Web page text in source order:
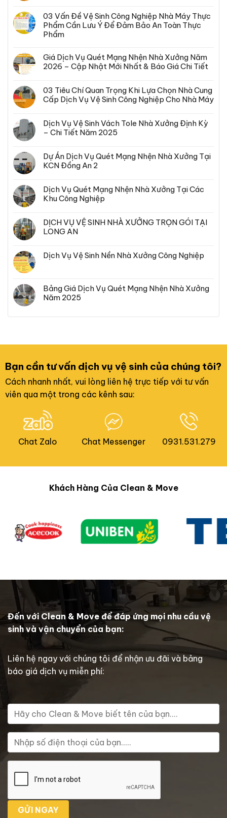
03 Vấn Đề Vệ Sinh Công Nghiệp Nhà Máy Thực
Phẩm Cần Lưu Ý Để Đảm Bảo An Toàn Thực
Phẩm
Giá Dịch Vụ Quét Mạng Nhện Nhà Xưởng Năm
2026 – Cập Nhật Mới Nhất & Báo Giá Chi Tiết
03 Tiêu Chí Quan Trọng Khi Lựa Chọn Nhà Cung
Cấp Dịch Vụ Vệ Sinh Công Nghiệp Cho Nhà Máy
Dịch Vụ Vệ Sinh Vách Tole Nhà Xưởng Định Kỳ
– Chi Tiết Năm 2025
Dự Án Dịch Vụ Quét Mạng Nhện Nhà Xưởng Tại
KCN Đồng An 2
Dịch Vụ Quét Mạng Nhện Nhà Xưởng Tại Các
Khu Công Nghiệp
DỊCH VỤ VỆ SINH NHÀ XƯỞNG TRỌN GÓI TẠI
LONG AN
Dịch Vụ Vệ Sinh Nền Nhà Xưởng Công Nghiệp
Bảng Giá Dịch Vụ Quét Mạng Nhện Nhà Xưởng
Năm 2025
Bạn cần tư vấn dịch vụ vệ sinh của chúng tôi?
Cách nhanh nhất, vui lòng liên hệ trực tiếp với tư vấn
viên qua một trong các kênh sau:
Chat Zalo Chat Messenger 0931.531.279
Khách Hàng Của Clean & Move
Đến với Clean & Move để đáp ứng mọi nhu cầu vệ
sinh và vận chuyển của bạn:
Liên hệ ngay với chúng tôi để nhận ưu đãi và bảng
báo giá dịch vụ miễn phí: